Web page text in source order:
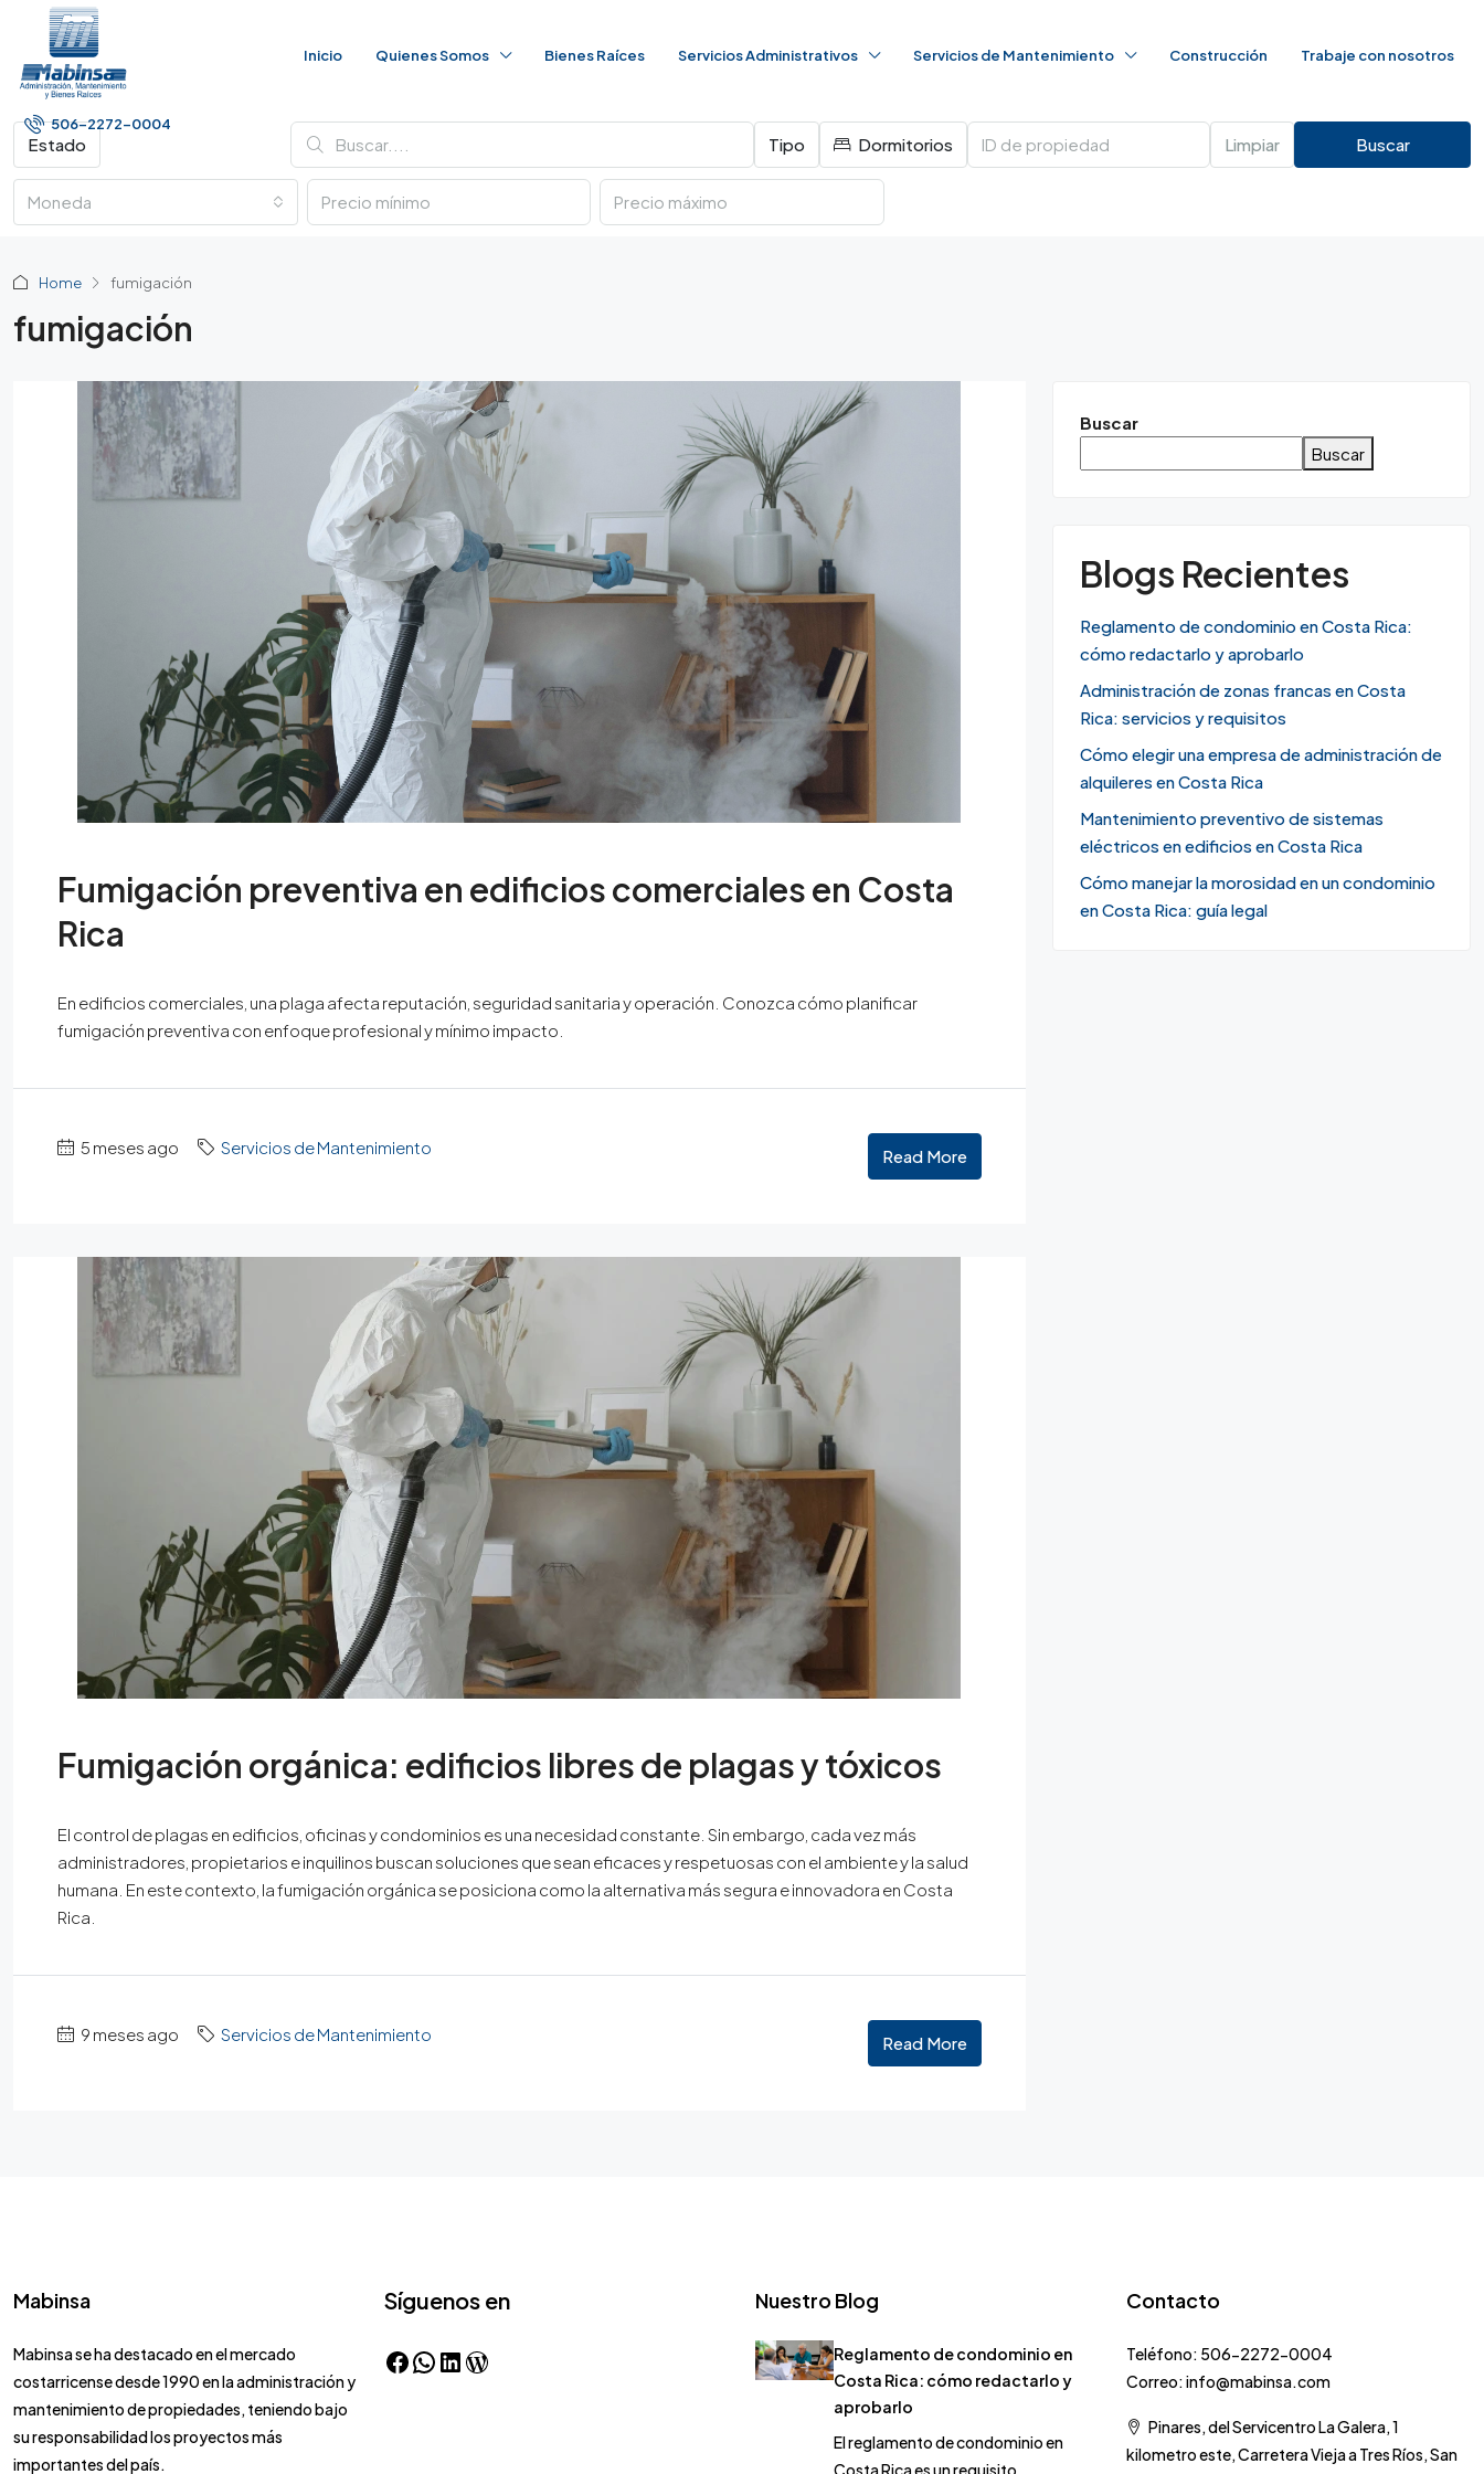
Inicio Quienes Somos Bienes Raíces Servicios Administrativos Servicios de Mantenimiento Construcción Trabaje con nosotros
506-2272-0004
Estado Tipo Dormitorios Limpiar Buscar
Moneda
Home fumigación
fumigación
Fumigación preventiva en edificios comerciales en Costa
Rica
En edificios comerciales, una plaga afecta reputación, seguridad sanitaria y operación. Conozca cómo planificar
fumigación preventiva con enfoque profesional y mínimo impacto.
5 meses ago Servicios de Mantenimiento Read More
Fumigación orgánica: edificios libres de plagas y tóxicos
El control de plagas en edificios, oficinas y condominios es una necesidad constante. Sin embargo, cada vez más
administradores, propietarios e inquilinos buscan soluciones que sean eficaces y respetuosas con el ambiente y la salud
humana. En este contexto, la fumigación orgánica se posiciona como la alternativa más segura e innovadora en Costa
Rica.
9 meses ago Servicios de Mantenimiento Read More
Buscar
Buscar
Blogs Recientes
Reglamento de condominio en Costa Rica:
cómo redactarlo y aprobarlo
Administración de zonas francas en Costa
Rica: servicios y requisitos
Cómo elegir una empresa de administración de
alquileres en Costa Rica
Mantenimiento preventivo de sistemas
eléctricos en edificios en Costa Rica
Cómo manejar la morosidad en un condominio
en Costa Rica: guía legal
Mabinsa
Mabinsa se ha destacado en el mercado
costarricense desde 1990 en la administración y
mantenimiento de propiedades, teniendo bajo
su responsabilidad los proyectos más
importantes del país.
Síguenos en Nuestro Blog
Reglamento de condominio en
Costa Rica: cómo redactarlo y
aprobarlo
El reglamento de condominio en
Costa Rica es un requisito…
Contacto
Teléfono: 506-2272-0004
Correo: info@mabinsa.com
Pinares, del Servicentro La Galera, 1
kilometro este, Carretera Vieja a Tres Ríos, San